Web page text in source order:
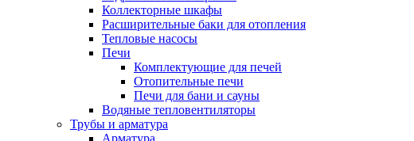
Коллекторные шкафы
Расширительные баки для отопления
Тепловые насосы
Печи
Комплектующие для печей
Отопительные печи
Печи для бани и сауны
Водяные тепловентиляторы
Трубы и арматура
Арматура